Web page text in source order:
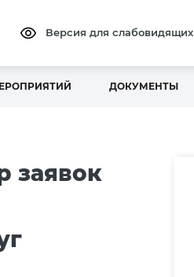
Версия для слабовидящих
ДОКУМЕНТЫ
заявок